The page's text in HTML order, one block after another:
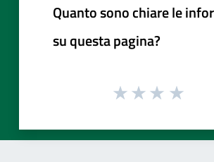
Quanto sono chiare le
su questa pagina?